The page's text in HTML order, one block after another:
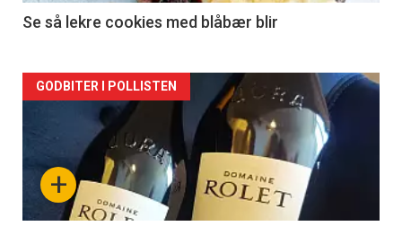
2
Se så lekre cookies med blåbær blir
Forsiden
akkurat
nå+
GODBITER I POLLISTEN